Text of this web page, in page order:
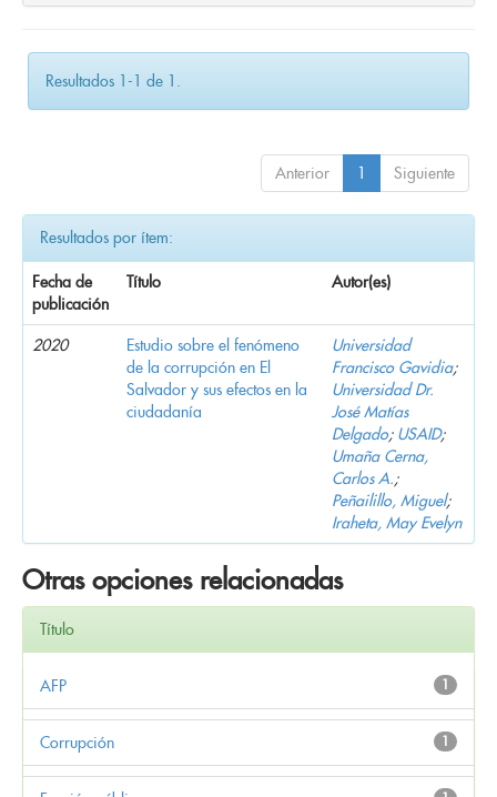
Resultados 1-1 de 1.
Anterior 1 Siguiente
Resultados por ítem:
Fecha de
publicación
Título Autor(es)
2020
Estudio sobre el fenómeno
de la corrupción en El
Salvador y sus efectos en la
ciudadanía
Universidad
Francisco Gavidia;
Universidad Dr.
José Matías
Delgado; USAID;
Umaña Cerna,
Carlos A.;
Peñailillo, Miguel;
Iraheta, May Evelyn
Otras opciones relacionadas
Título
1
AFP
1
Corrupción